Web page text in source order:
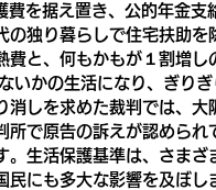
を据え置き、公的年金支
の独り暮らしで住宅扶助
費と、何もかもが１割増
かの生活になり、ぎり
消しを求めた裁判では、
所で原告の訴えが認めら
。生活保護基準は、さま
民にも多大な影響を及ぼ